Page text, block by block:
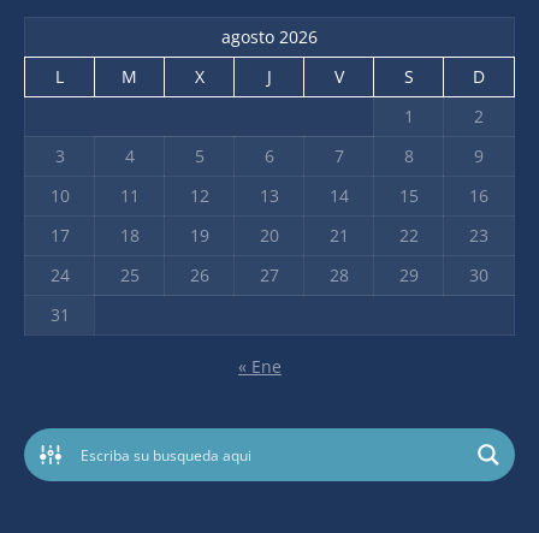
agosto 2026
L
M X J V S
D
1
2
3
4 5 6 7 8
9
10
11 12 13 14 15
16
17
18 19 20 21 22
23
24
25 26 27 28 29
30
31
« Ene